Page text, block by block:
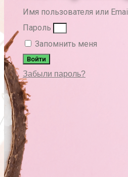
Имя пользователя или Email
Пароль
Запомнить меня
Войти
Забыли пароль?